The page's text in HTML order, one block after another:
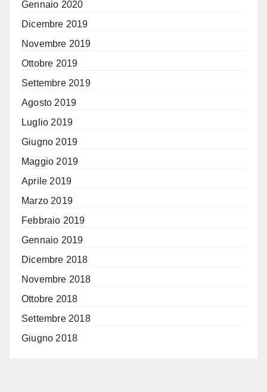
Gennaio 2020
Dicembre 2019
Novembre 2019
Ottobre 2019
Settembre 2019
Agosto 2019
Luglio 2019
Giugno 2019
Maggio 2019
Aprile 2019
Marzo 2019
Febbraio 2019
Gennaio 2019
Dicembre 2018
Novembre 2018
Ottobre 2018
Settembre 2018
Giugno 2018